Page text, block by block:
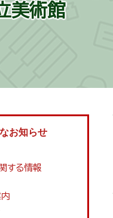
美術館
お知らせ
する情報